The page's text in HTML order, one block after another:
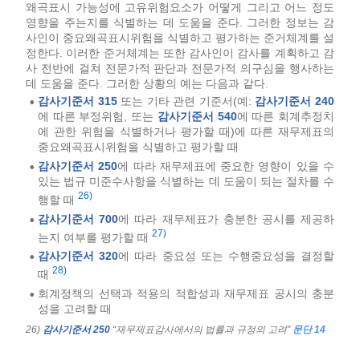
왜곡표시 가능성에 고유위험요소가 어떻게 그리고 어느 정도
영향을 주는지를 식별하는 데 도움을 준다. 그러한 정보는 감
사인이 중요왜곡표시위험을 식별하고 평가하는 준거체계를 설
정한다. 이러한 준거체계는 또한 감사인이 감사를 계획하고 감
사 전반에 걸쳐 전문가적 판단과 전문가적 의구심을 행사하는
데 도움을 준다. 그러한 상황의 예는 다음과 같다.
• 감사기준서 315또는 기타 관련 기준서(예: 감사기준서 240
에 따른 부정위험, 또는 감사기준서 540에 따른 회계추정치
에 관한 위험을 식별하거나 평가할 때)에 따른 재무제표의
중요왜곡표시위험을 식별하고 평가할 때
• 감사기준서 250에 따라 재무제표에 중요한 영향이 있을 수
있는 법규 미준수사항을 식별하는 데 도움이 되는 절차를 수
행할 때 26)
• 감사기준서 700에 따라 재무제표가 충분한 공시를 제공하
는지 여부를 평가할 때 27)
• 감사기준서 320에 따라 중요성 또는 수행중요성을 결정할
때 28)
• 회계정책의 선택과 적용의 적합성과 재무제표 공시의 충분
성을 고려할 때
26) 감사기준서 250 “재무제표감사에서의 법률과 규정의 고려” 문단 14